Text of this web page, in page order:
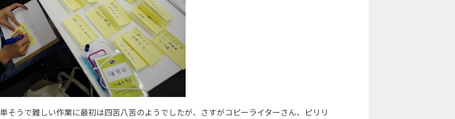
そうで難しい作業に最初は四苦八苦のようでしたが、さすがコピーライターさん、ピリリ